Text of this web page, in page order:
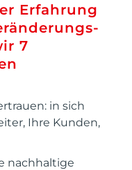
Erfahrung
7
in sich
Ihre Kunden,
nachhaltige